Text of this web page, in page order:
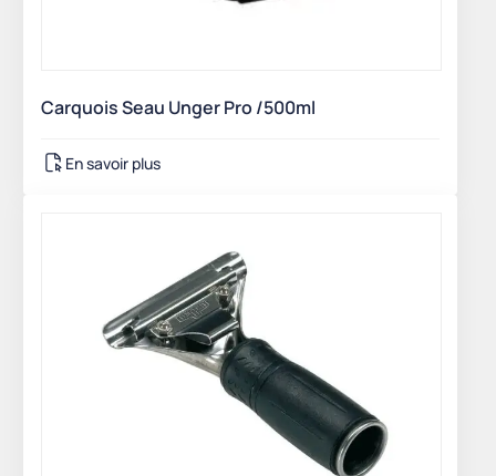
Carquois Seau Unger Pro /500ml
En savoir plus